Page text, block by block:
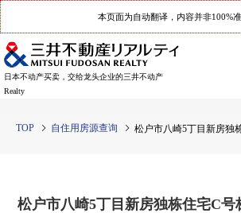
本页面为自动翻译，内容并非100%准
日本不动产买卖，交给龙头企业的三井不动产
Realty
TOP 自住用房源查询 松户市八崎5丁目新房独
松户市八崎5丁目新房独栋住宅C号